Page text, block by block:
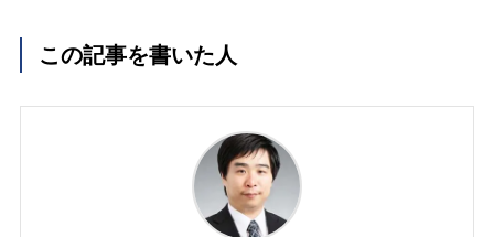
この記事を書いた人